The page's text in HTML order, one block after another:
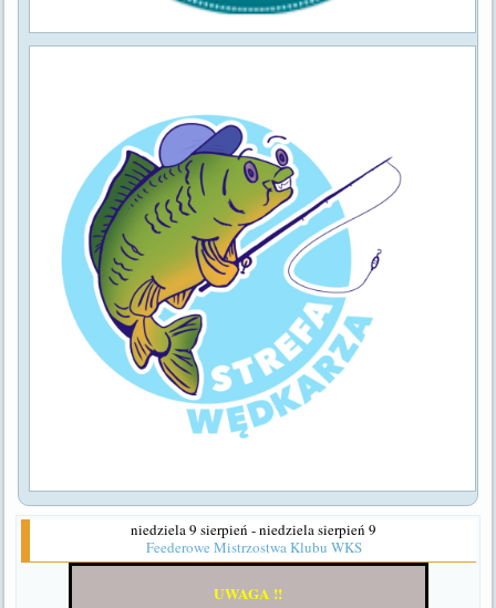
niedziela 9 sierpień - niedziela sierpień 9
Feederowe Mistrzostwa Klubu WKS
UWAGA !!